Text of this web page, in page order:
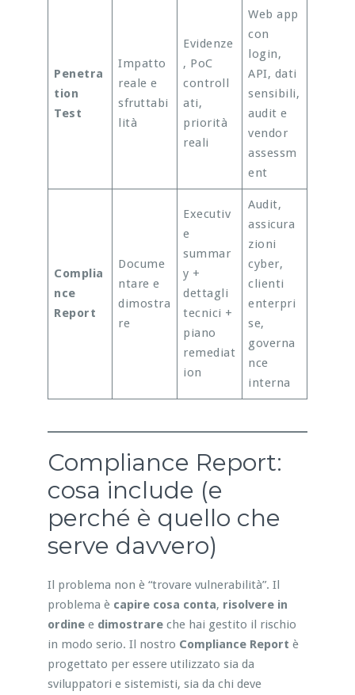
Penetra
tion
Test
Impatto
reale e
sfruttabi
lità
Evidenze
, PoC
controll
ati,
priorità
reali
Web app
con
login,
API, dati
sensibili,
audit e
vendor
assessm
ent
Complia
nce
Report
Docume
ntare e
dimostra
re
Executiv
e
summar
y +
dettagli
tecnici +
piano
remediat
ion
Audit,
assicura
zioni
cyber,
clienti
enterpri
se,
governa
nce
interna
Compliance Report:
cosa include (e
perché è quello che
serve davvero)
Il problema non è “trovare vulnerabilità”. Il
problema è capire cosa conta, risolvere in
ordinee dimostrareche hai gestito il rischio
in modo serio. Il nostro Compliance Report è
progettato per essere utilizzato sia da
sviluppatori e sistemisti, sia da chi deve